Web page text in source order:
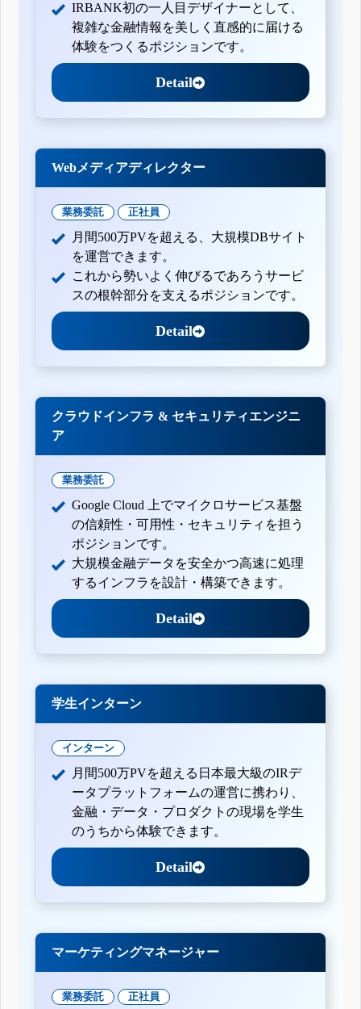
IRBANK初の一人目デザイナーとして、
複雑な金融情報を美しく直感的に届ける
体験をつくるポジションです。
Detail
Webメディアディレクター
業務委託 正社員
月間500万PVを超える、大規模DBサイト
を運営できます。
これから勢いよく伸びるであろうサービ
スの根幹部分を支えるポジションです。
Detail
クラウドインフラ & セキュリティエンジニ
ア
業務委託
Google Cloud 上でマイクロサービス基盤
の信頼性・可用性・セキュリティを担う
ポジションです。
大規模金融データを安全かつ高速に処理
するインフラを設計・構築できます。
Detail
学生インターン
インターン
月間500万PVを超える日本最大級のIRデ
ータプラットフォームの運営に携わり、
金融・データ・プロダクトの現場を学生
のうちから体験できます。
Detail
マーケティングマネージャー
業務委託 正社員